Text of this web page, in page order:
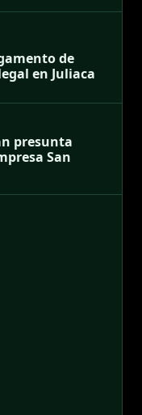
de
en Juliaca
presunta
San